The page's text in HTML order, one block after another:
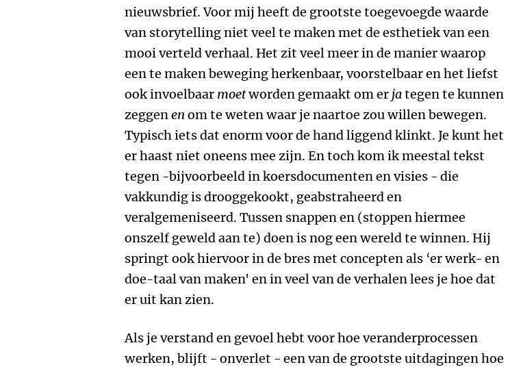
nieuwsbrief. Voor mij heeft de grootste toegevoegde waarde
van storytelling niet veel te maken met de esthetiek van een
mooi verteld verhaal. Het zit veel meer in de manier waarop
een te maken beweging herkenbaar, voorstelbaar en het liefst
ook invoelbaar moetworden gemaakt om er jategen te kunnen
zeggenen om te weten waar je naartoe zou willen bewegen.
Typisch iets dat enorm voor de hand liggend klinkt. Je kunt het
er haast niet oneens mee zijn. En toch kom ik meestal tekst
tegen -bijvoorbeeld in koersdocumenten en visies - die
vakkundig is drooggekookt, geabstraheerd en
veralgemeniseerd. Tussen snappen en (stoppen hiermee
onszelf geweld aan te) doen is nog een wereld te winnen. Hij
springt ook hiervoor in de bres met concepten als ‘er werk- en
doe-taal van maken' en in veel van de verhalen lees je hoe dat
er uit kan zien.
Als je verstand en gevoel hebt voor hoe veranderprocessen
werken, blijft - onverlet - een van de grootste uitdagingen hoe